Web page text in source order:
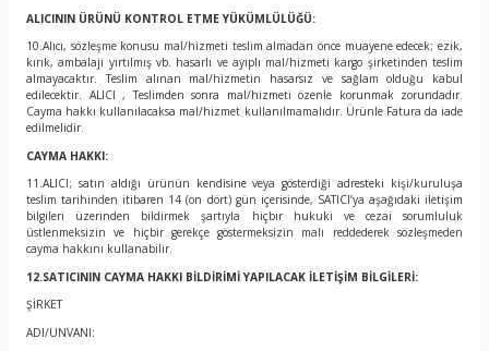
ALICININ ÜRÜNÜ KONTROL ETME YÜKÜMLÜLÜĞÜ:
10.Alıcı, sözleşme konusu mal/hizmeti teslim almadan önce muayene edecek; ezik,
kırık, ambalajı yırtılmış vb. hasarlı ve ayıplı mal/hizmeti kargo şirketinden teslim
almayacaktır. Teslim alınan mal/hizmetin hasarsız ve sağlam olduğu kabul
edilecektir. ALICI , Teslimden sonra mal/hizmeti özenle korunmak zorundadır.
Cayma hakkı kullanılacaksa mal/hizmet kullanılmamalıdır. Ürünle Fatura da iade
edilmelidir.
CAYMA HAKKI:
11.ALICI; satın aldığı ürünün kendisine veya gösterdiği adresteki kişi/kuruluşa
teslim tarihinden itibaren 14 (on dört) gün içerisinde, SATICI’ya aşağıdaki iletişim
bilgileri üzerinden bildirmek şartıyla hiçbir hukuki ve cezai sorumluluk
üstlenmeksizin ve hiçbir gerekçe göstermeksizin malı reddederek sözleşmeden
cayma hakkını kullanabilir.
12.SATICININ CAYMA HAKKI BİLDİRİMİ YAPILACAK İLETİŞİM BİLGİLERİ:
ŞİRKET
ADI/UNVANI: